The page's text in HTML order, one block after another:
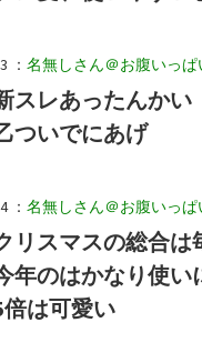
： 名無しさん＠お腹いっぱ
スレあったんかい
ついでにあげ
： 名無しさん＠お腹いっぱ
リスマスの総合
年のはかなり使
倍は可愛い